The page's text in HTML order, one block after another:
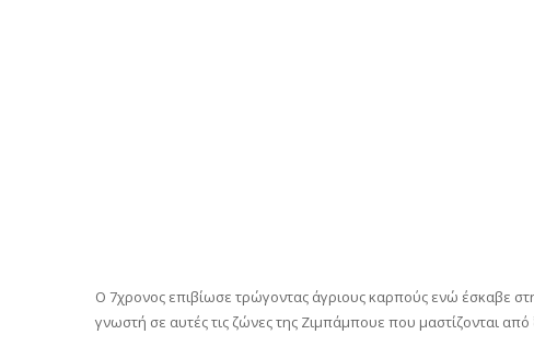
Ο 7χρονος επιβίωσε τρώγοντας άγριους καρπούς ενώ έσκαβε
γνωστή σε αυτές τις ζώνες της Ζιμπάμπουε που μαστίζονται από